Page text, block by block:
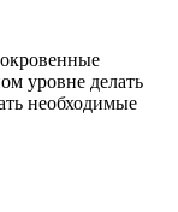
уровне делать
необходимые